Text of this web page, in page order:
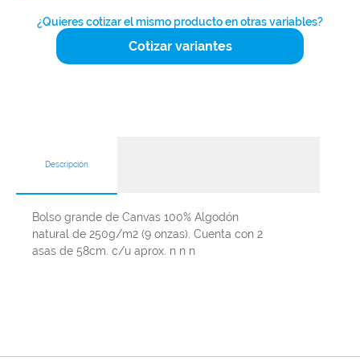
¿Quieres cotizar el mismo producto en otras variables?
Cotizar variantes
Descripción
Bolso grande de Canvas 100% Algodón
natural de 250g/m2 (9 onzas). Cuenta con 2
asas de 58cm. c/u aprox. n n n